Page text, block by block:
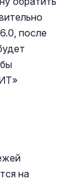
6.0, после
на